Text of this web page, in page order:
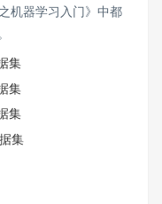
机器学习入门》中都
集
集
集
集